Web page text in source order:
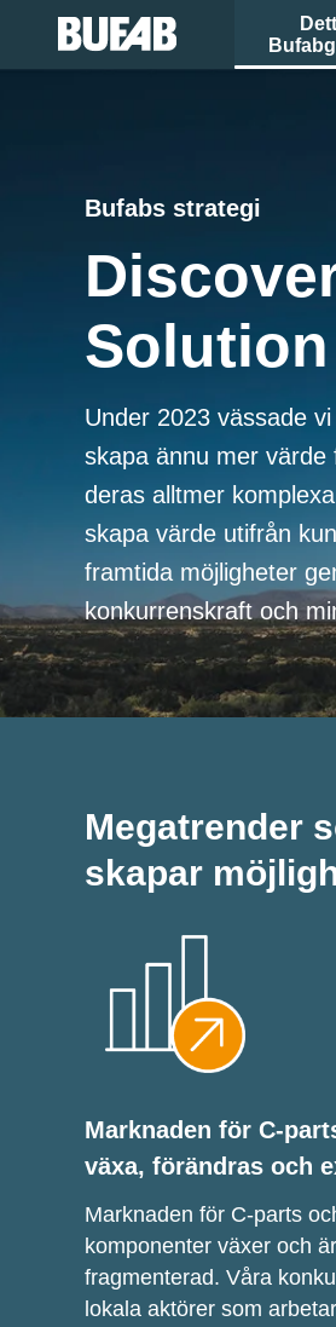
Bufabs strategi
Solution
Under 2023 vässade
skapa ännu mer
deras alltmer
skapa värde utifrån
framtida möjligheter
konkurrenskraft och
Megatrender
skapar
Marknaden för C-
växa, förändras och
Marknaden för C-parts
komponenter växer och
fragmenterad. Våra
lokala aktörer som